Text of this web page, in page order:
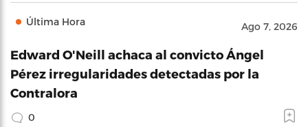
Última Hora Ago 7, 2026
Edward O'Neill achaca al convicto Ángel
Pérez irregularidades detectadas por la
Contralora
0